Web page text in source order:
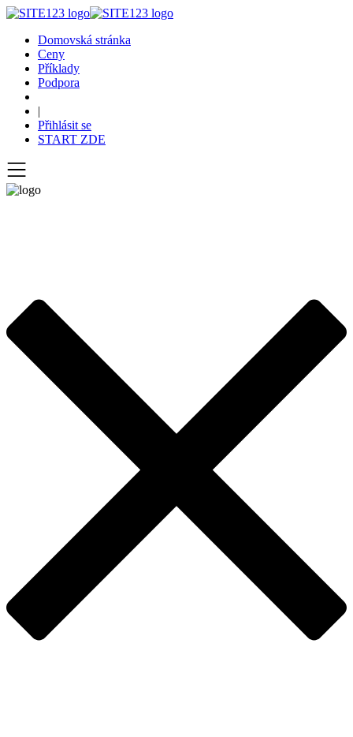
Domovská stránka
Ceny
Příklady
Podpora
|
Přihlásit se
START ZDE